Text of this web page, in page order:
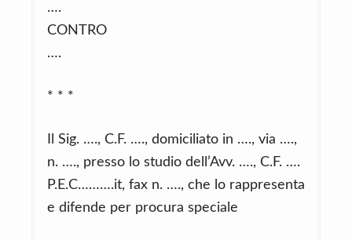
….
CONTRO
….
* * *
Il Sig. …., C.F. …., domiciliato in …., via ….,
n. …., presso lo studio dell’Avv. …., C.F. ….
P.E.C……….it, fax n. …., che lo rappresenta
e difende per procura speciale